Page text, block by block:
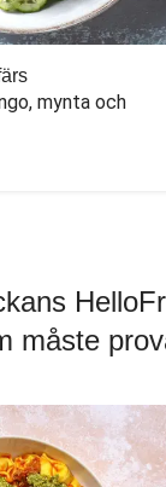
mynta och
måste